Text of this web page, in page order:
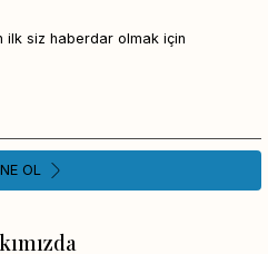
ilk siz haberdar olmak için
OL